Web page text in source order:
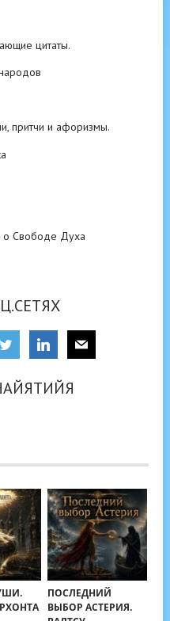
цитаты.
притчи и афоризмы.
о Свободе Духа
ПОСЛЕДНИЙ
ВЫБОР АСТЕРИЯ.